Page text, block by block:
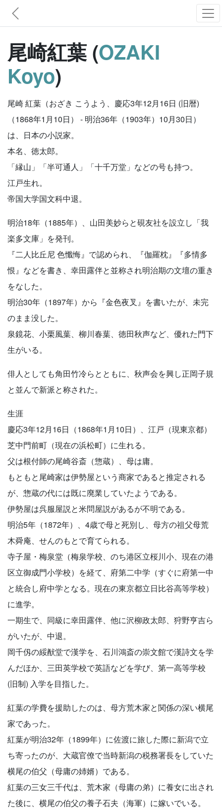
尾崎紅葉 (OZAKI
Koyo)
尾崎 紅葉（おざき こうよう、慶応3年12月16日 (旧暦)
（1868年1月10日） - 明治36年（1903年）10月30日）
は、日本の小説家。
本名、徳太郎。
「縁山」「半可通人」「十千万堂」などの号も持つ。
江戸生れ。
帝国大学国文科中退。
明治18年（1885年）、山田美妙らと硯友社を設立し「我
楽多文庫」を発刊。
『二人比丘尼 色懺悔』で認められ、『伽羅枕』『多情多
恨』などを書き、幸田露伴と並称され明治期の文壇の重き
をなした。
明治30年（1897年）から『金色夜叉』を書いたが、未完
のまま没した。
泉鏡花、小栗風葉、柳川春葉、徳田秋声など、優れた門下
生がいる。
俳人としても角田竹冷らとともに、秋声会を興し正岡子規
と並んで新派と称された。
生涯
慶応3年12月16日（1868年1月10日）、江戸（現東京都）
芝中門前町（現在の浜松町）に生れる。
父は根付師の尾崎谷斎（惣蔵）、母は庸。
もともと尾崎家は伊勢屋という商家であると推定される
が、惣蔵の代には既に廃業していたようである。
伊勢屋は呉服屋説と米問屋説があるが不明である。
明治5年（1872年）、4歳で母と死別し、母方の祖父母荒
木舜庵、せんのもとで育てられる。
寺子屋・梅泉堂（梅泉学校、のち港区立桜川小、現在の港
区立御成門小学校）を経て、府第二中学（すぐに府第一中
と統合し府中学となる。現在の東京都立日比谷高等学校）
に進学。
一期生で、同級に幸田露伴、他に沢柳政太郎、狩野亨吉ら
がいたが、中退。
岡千仭の綏猷堂で漢学を、石川鴻斎の崇文館で漢詩文を学
んだほか、三田英学校で英語などを学び、第一高等学校
(旧制) 入学を目指した。
紅葉の学費を援助したのは、母方荒木家と関係の深い横尾
家であった。
紅葉が明治32年（1899年）に佐渡に旅した際に新潟で立
ち寄ったのが、大蔵官僚で当時新潟の税務署長をしていた
横尾の伯父（母庸の姉婿）である。
紅葉の三女三千代は、荒木家（母庸の弟）に養女に出され
た後に、横尾の伯父の養子石夫（海軍）に嫁いでいる。